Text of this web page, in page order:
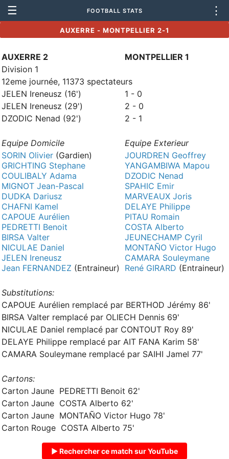
☰ FOOTBALL STATS ⋮
AUXERRE - MONTPELLIER 2-1
AUXERRE 2
MONTPELLIER 1
Division 1
12eme journée, 11373 spectateurs
JELEN Ireneusz (16')
1 - 0
JELEN Ireneusz (29')
2 - 0
DZODIC Nenad (92')
2 - 1
Equipe Domicile
Equipe Exterieur
SORIN Olivier (Gardien)
GRICHTING Stephane
COULIBALY Adama
MIGNOT Jean-Pascal
DUDKA Dariusz
CHAFNI Kamel
CAPOUE Aurélien
PEDRETTI Benoit
BIRSA Valter
NICULAE Daniel
JELEN Ireneusz
Jean FERNANDEZ (Entraineur)
JOURDREN Geoffrey
YANGAMBIWA Mapou
DZODIC Nenad
SPAHIC Emir
MARVEAUX Joris
DELAYE Philippe
PITAU Romain
COSTA Alberto
JEUNECHAMP Cyril
MONTAÑO Victor Hugo
CAMARA Souleymane
René GIRARD (Entraineur)
Substitutions:
CAPOUE Aurélien remplacé par BERTHOD Jérémy 86'
BIRSA Valter remplacé par OLIECH Dennis 69'
NICULAE Daniel remplacé par CONTOUT Roy 89'
DELAYE Philippe remplacé par AIT FANA Karim 58'
CAMARA Souleymane remplacé par SAIHI Jamel 77'
Cartons:
Carton Jaune PEDRETTI Benoit 62'
Carton Jaune COSTA Alberto 62'
Carton Jaune MONTAÑO Victor Hugo 78'
Carton Rouge COSTA Alberto 75'
▶ Rechercher ce match sur YouTube